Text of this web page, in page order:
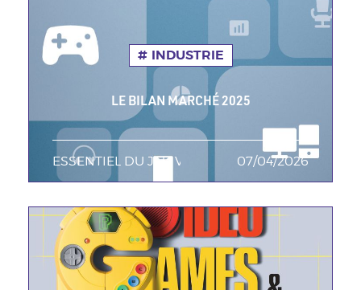
INDUSTRIE
LE BILAN MARCHÉ 2025
TAGS MINEURES
ESSENTIEL DU JEU VIDEO Date
07/04/2026